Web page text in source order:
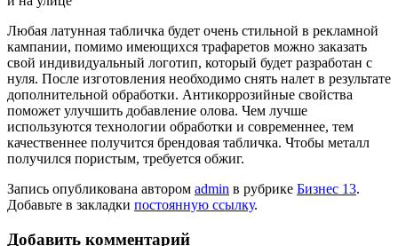
Любая латунная табличка будет очень стильной в рекламной
кампании, помимо имеющихся трафаретов можно заказать
свой индивидуальный логотип, который будет разработан с
нуля. После изготовления необходимо снять налет в результате
дополнительной обработки. Антикоррозийные свойства
поможет улучшить добавление олова. Чем лучше
используются технологии обработки и современнее, тем
качественнее получится брендовая табличка. Чтобы металл
получился пористым, требуется обжиг.
Запись опубликована автором admin в рубрике Бизнес 13.
Добавьте в закладки постоянную ссылку.
Добавить комментарий